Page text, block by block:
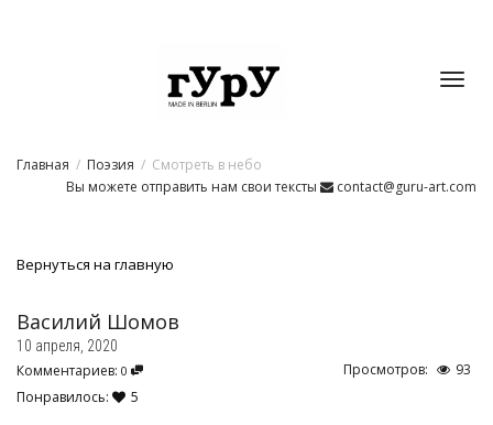
Главная Поэзия
Смотреть в небо
Вы можете отправить нам свои тексты
contact@guru-art.com
Вернуться на главную
Василий Шомов
10 апреля, 2020
Комментариев: 0 Просмотров:
93
Понравилось:
5